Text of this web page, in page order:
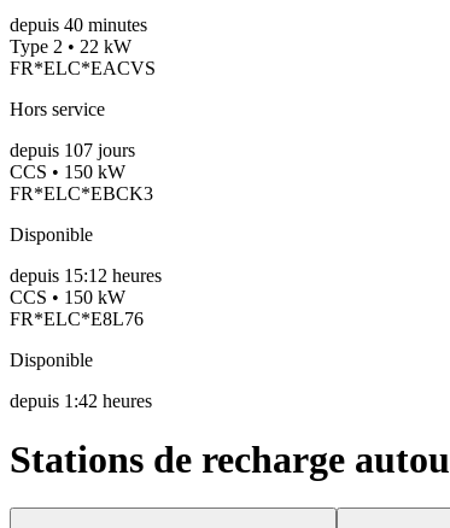
depuis 40 minutes
Type 2 • 22 kW
FR*ELC*EACVS
Hors service
depuis 107 jours
CCS • 150 kW
FR*ELC*EBCK3
Disponible
depuis 15:12 heures
CCS • 150 kW
FR*ELC*E8L76
Disponible
depuis 1:42 heures
Stations de recharge